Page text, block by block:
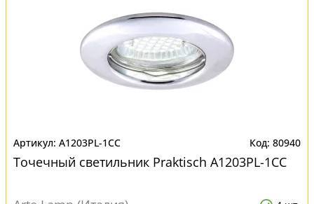
A1203PL-1CC 80940
Точечный светильник Praktisch A1203PL-1CC